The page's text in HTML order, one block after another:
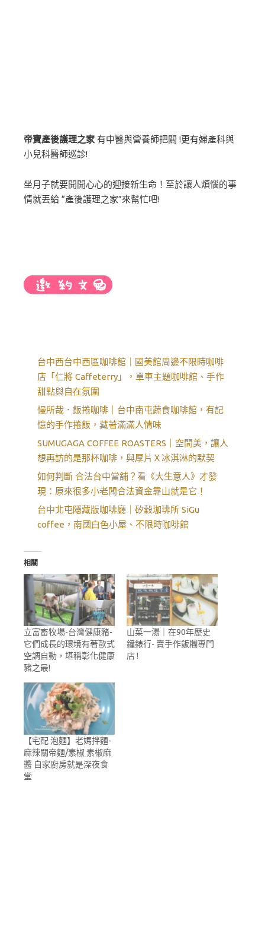
帝寶產後護理之家 有中醫與營養師把關 !更有婦產科與
小兒科醫師巡診!
坐月子就要開開心心的迎接新生命！至於讓人煩惱的事
情就丟給 “產後護理之家”來幫忙吧!
台中西台中西區咖啡館｜國美館周邊不限時咖啡
店「仁將 Caffeterry」，單車主題咖啡館、手作
甜點與自在氛圍
慢所哉．飯捲咖啡｜台中南屯蔬食咖啡館，有記
憶的手作捲飯，藏著滿滿人情味
SUMUGAGA COFFEE ROASTERS｜空間美，讓人
想再訪的是那杯咖啡，與厚片Ｘ冰淇淋的默契
如何判斷 合法台中當舖？看《大生意人》才發
現：原來很多小老闆合法資金靠山就是它！
台中北屯隱藏版咖啡廳｜矽穀珈琲所 SiGu
coffee，南國白色小屋、不限時咖啡館
相關
立富畜牧場-台灣健康豬-
它們成長的環境有著歐式
空調自動，堪稱彰化健康
豬之最!
山菜一湯｜在90年歷史
鐘錶行- 賣手作飯糰專門
店 !
【宅配 泡麵】老媽拌麵-
麻辣關帝麵/素椒 素椒麻
醬 自家廚房就是深夜食
堂